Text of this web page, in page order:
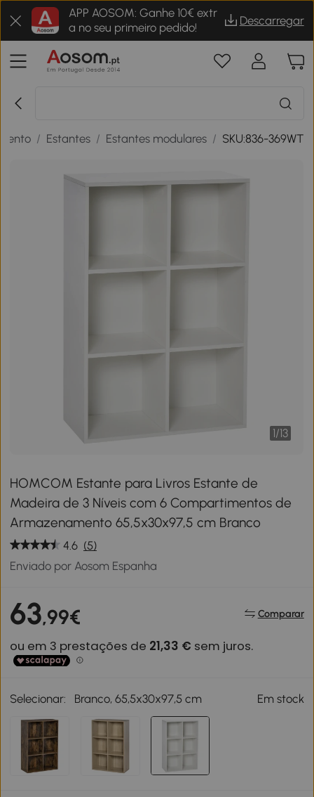
APP AOSOM: Ganhe 10€ extr
a no seu primeiro pedido!
Descarregar
/ Estantes / Estantes modulares / SKU:836-369WT
1/13
HOMCOM Estante para Livros Estante de
Madeira de 3 Níveis com 6 Compartimentos de
Armazenamento 65,5x30x97,5 cm Branco
4.6 (5)
Enviado por Aosom Espanha
63,99€ Comparar
Selecionar: Branco, 65,5x30x97,5 cm Em stock